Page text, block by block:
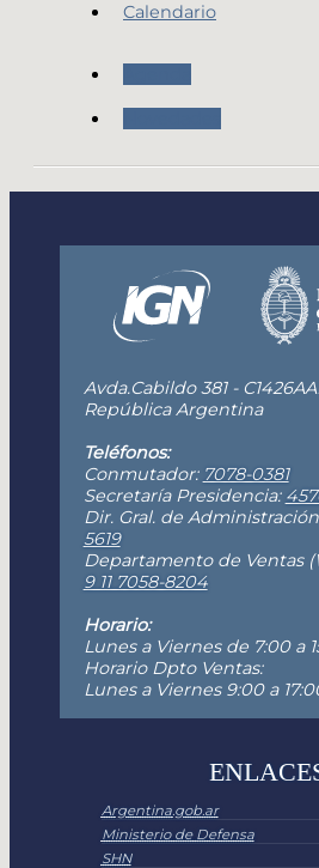
Calendario
Avda.Cabildo 381 -
República Argentina
Teléfonos:
Conmutador: 7078-0381
Secretaría Presidencia:
Dir. Gral. de
5619
Departamento de Ventas
9 11 7058-8204
Horario:
Lunes a Viernes de 7:00 a
Horario Dpto Ventas:
Lunes a Viernes 9:00 a
Argentina.gob.ar
Ministerio de Defensa
SHN